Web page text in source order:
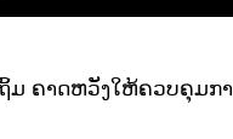
ຄາດຫວັງໃຫ້ຄວບຄຸມກ